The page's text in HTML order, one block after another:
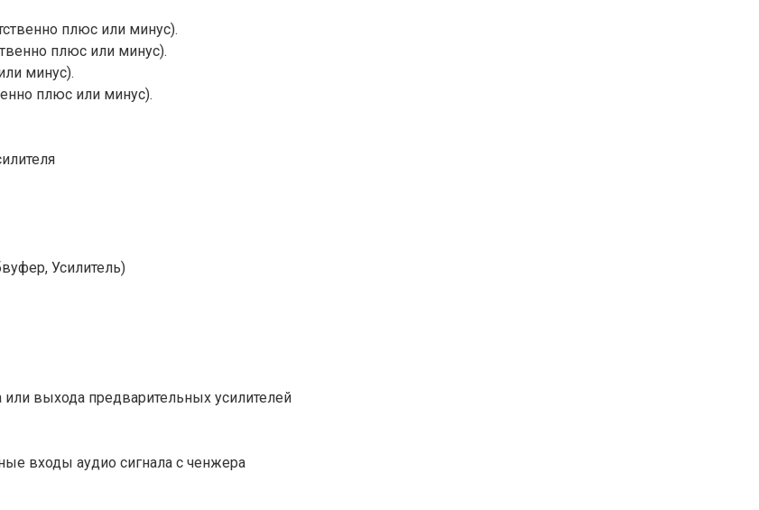
плюс или минус).
плюс или минус).
минус).
плюс или минус).
Усилитель)
выхода предварительных усилителей
входы аудио сигнала с ченжера